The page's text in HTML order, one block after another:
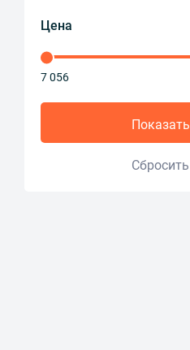
Цена
7 056
Показать
Сбросить